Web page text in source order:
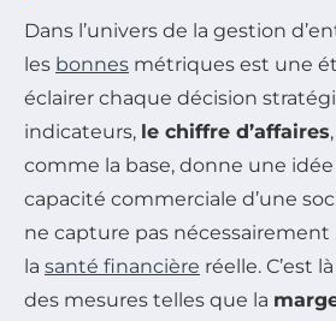
Dans l’univers de la gestion
les bonnes métriques est une
éclairer chaque décision
indicateurs, le chiffre d’affaires
comme la base, donne une idée
capacité commerciale d’une
ne capture pas
la santé financière réelle. C’est
des mesures telles que la